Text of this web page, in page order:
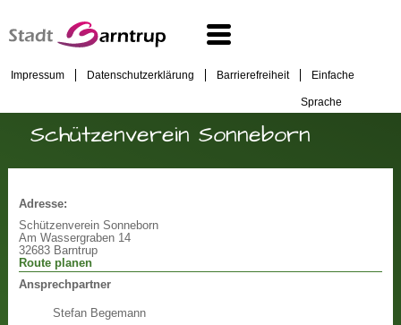
Impressum Datenschutzerklärung Barrierefreiheit Einfache
Sprache
Schützenverein Sonneborn
Adresse:
Schützenverein Sonneborn
Am Wassergraben 14
32683 Barntrup
Route planen
Ansprechpartner
Stefan Begemann